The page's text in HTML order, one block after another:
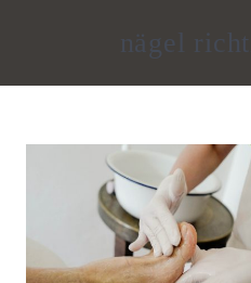
nägel